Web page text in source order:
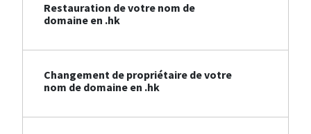
Restauration de votre nom de
domaine en .hk
Changement de propriétaire de votre
nom de domaine en .hk